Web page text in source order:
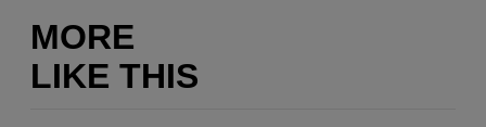
MORE
LIKE THIS